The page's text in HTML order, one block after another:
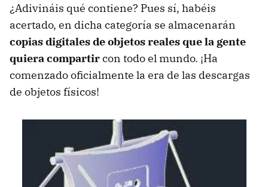
¿Adivináis qué contiene? Pues sí, habéis
acertado, en dicha categoría se almacenarán
copias digitales de objetos reales que la gente
quiera compartircon todo el mundo. ¡Ha
comenzado oficialmente la era de las descargas
de objetos físicos!